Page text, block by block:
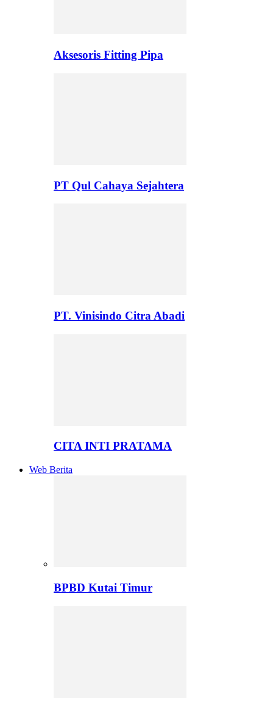
Aksesoris Fitting Pipa
PT Qul Cahaya Sejahtera
PT. Vinisindo Citra Abadi
CITA INTI PRATAMA
Web Berita
BPBD Kutai Timur